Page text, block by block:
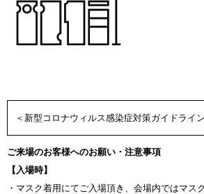
＜新型コロナウィルス感染症対策ガイドライ
ご来場のお客様へのお願い・注意事項
【入場時】
・マスク着用にてご入場頂き、会場内ではマス